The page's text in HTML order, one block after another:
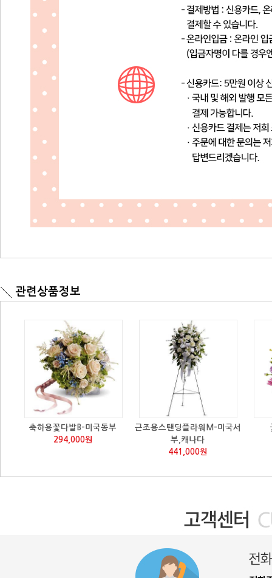
관련상품정보
축하용꽃다발B-미국동부
294,000원
근조용스탠딩플라워M-미국서
부,캐나다
441,000원